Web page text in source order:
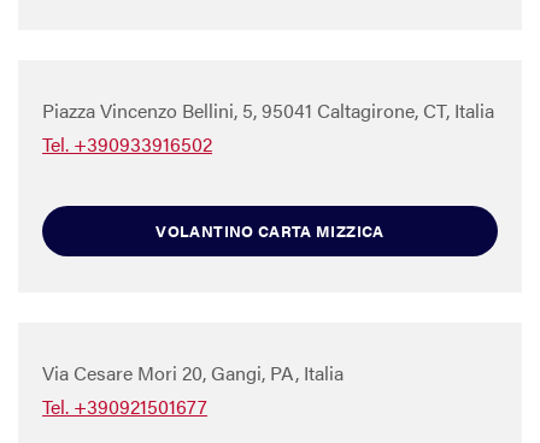
Piazza Vincenzo Bellini, 5, 95041 Caltagirone, CT, Italia
Tel. +390933916502
VOLANTINO CARTA MIZZICA
Via Cesare Mori 20, Gangi, PA, Italia
Tel. +390921501677